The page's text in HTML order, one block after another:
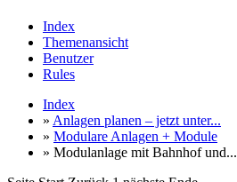
Index
Themenansicht
Benutzer
Rules
Index
» Anlagen planen – jetzt unter...
» Modulare Anlagen + Module
» Modulanlage mit Bahnhof und...